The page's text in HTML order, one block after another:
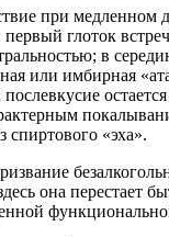
при медленном
глоток
в
или имбирная
спиртового «эха».
она перестает